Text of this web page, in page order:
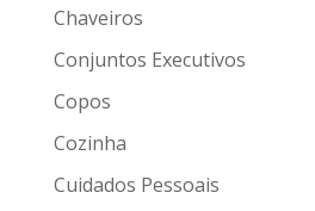
Chaveiros
Conjuntos Executivos
Copos
Cozinha
Cuidados Pessoais